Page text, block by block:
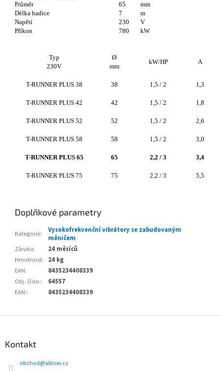
Průměr
65
mm
Délka hadice
7
m
Napětí
230
V
Příkon
780 kW
Typ
230V
Ø
mm
kW/HP A
T-RUNNER PLUS 38 38 1,5 / 2 1,3
T-RUNNER PLUS 42 42 1,5 / 2 1,8
T-RUNNER PLUS 52 52 1,5 / 2 2,6
T-RUNNER PLUS 58 58 1,5 / 2 3,0
T-RUNNER PLUS 65 65 2,2 / 3 3,4
T-RUNNER PLUS 75 75 2,2 / 3 5,5
Doplňkové parametry
Kategorie:
Vysokofrekvenční vibrátory se zabudovaným
měničem
Záruka:
24 měsíců
Hmotnost:
24 kg
EAN:
8435234408339
Obj. číslo::
64557
EAN:: 8435234408339
Kontakt
obchod@alitom.cz